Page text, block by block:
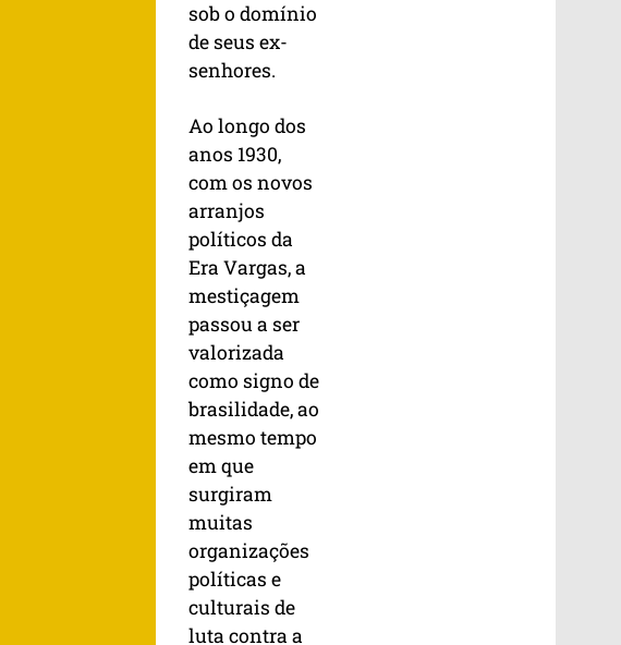
sob o domínio
de seus ex-
senhores.
Ao longo dos
anos 1930,
com os novos
arranjos
políticos da
Era Vargas, a
mestiçagem
passou a ser
valorizada
como signo de
brasilidade, ao
mesmo tempo
em que
surgiram
muitas
organizações
políticas e
culturais de
luta contra a